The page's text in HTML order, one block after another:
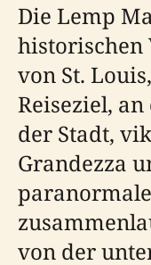
Die Lemp
historischen
von St.
Reiseziel,
der Stadt,
Grandezza
von der